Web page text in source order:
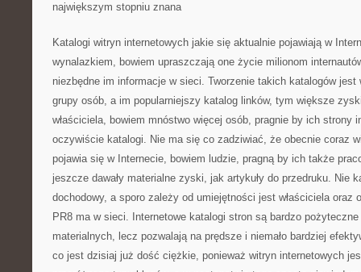
największym stopniu znana
Katalogi witryn internetowych jakie się aktualnie pojawiają w
wynalazkiem, bowiem upraszczają one życie milionom
niezbędne im informacje w sieci. Tworzenie takich katalogów jest
grupy osób, a im popularniejszy katalog linków, tym większe
właściciela, bowiem mnóstwo więcej osób, pragnie by ich strony
oczywiście katalogi. Nie ma się co zadziwiać, że obecnie coraz
pojawia się w Internecie, bowiem ludzie, pragną by ich także
jeszcze dawały materialne zyski, jak artykuły do przedruku. Nie
dochodowy, a sporo zależy od umiejętności jest właściciela oraz
PR8 ma w sieci. Internetowe katalogi stron są bardzo
materialnych, lecz pozwalają na prędsze i niemało bardziej
co jest dzisiaj już dość ciężkie, ponieważ witryn internetowych